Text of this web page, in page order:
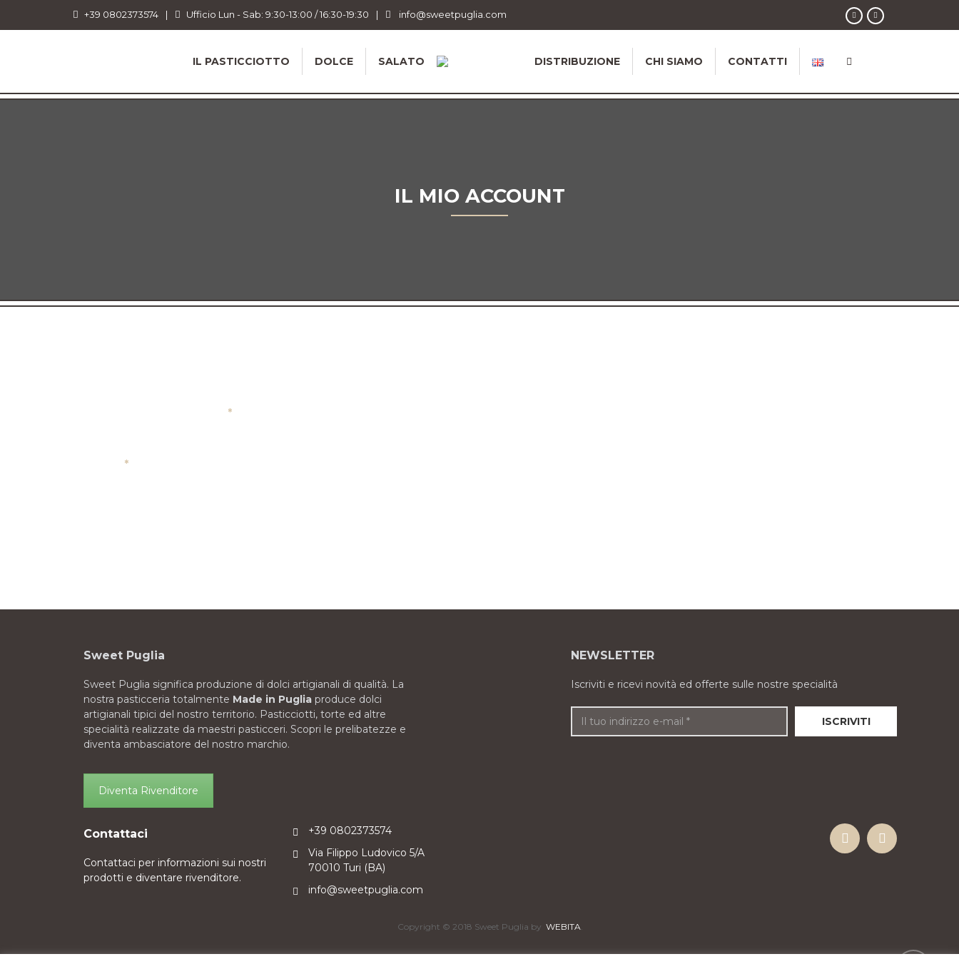
+39 0802373574 | Ufficio Lun - Sab: 9:30-13:00 / 16:30-19:30 | info@sweetpuglia.com
IL PASTICCIOTTO DOLCE SALATO DISTRIBUZIONE CHI SIAMO CONTATTI
IL MIO ACCOUNT
Sweet Puglia
Sweet Puglia significa produzione di dolci artigianali di qualità. La
nostra pasticceria totalmente Made in Puglia produce dolci
artigianali tipici del nostro territorio. Pasticciotti, torte ed altre
specialità realizzate da maestri pasticceri. Scopri le prelibatezze e
diventa ambasciatore del nostro marchio.
Diventa Rivenditore
NEWSLETTER
Iscriviti e ricevi novità ed offerte sulle nostre specialità
Contattaci
Contattaci per informazioni sui nostri
prodotti e diventare rivenditore.
+39 0802373574
Via Filippo Ludovico 5/A
70010 Turi (BA)
info@sweetpuglia.com
Copyright © 2018 Sweet Puglia by WEBITA